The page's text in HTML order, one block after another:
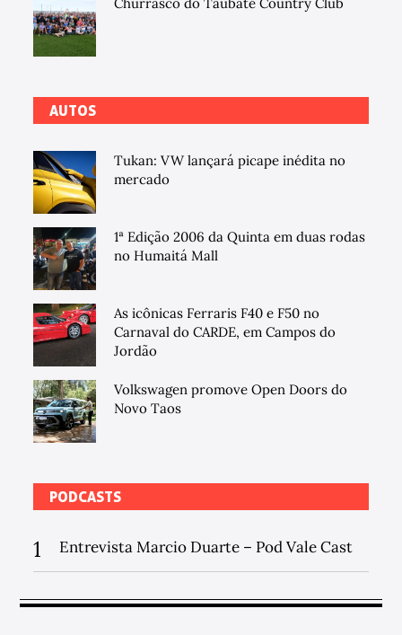
AUTOS
Tukan: VW lançará picape inédita no
mercado
1ª Edição 2006 da Quinta em duas rodas
no Humaitá Mall
As icônicas Ferraris F40 e F50 no
Carnaval do CARDE, em Campos do
Jordão
Volkswagen promove Open Doors do
Novo Taos
PODCASTS
1 Entrevista Marcio Duarte – Pod Vale Cast